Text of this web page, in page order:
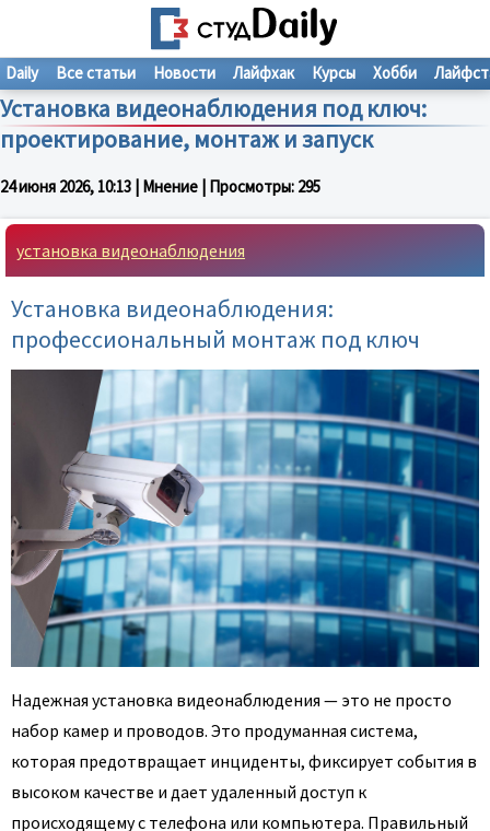
Установка видеонаблюдения под ключ:
проектирование, монтаж и запуск
24 июня 2026, 10:13 | Мнение | Просмотры: 295
Daily Все статьи Новости Лайфхак Курсы Хобби
установка видеонаблюдения
Установка видеонаблюдения:
профессиональный монтаж под ключ
Надежная установка видеонаблюдения — это не просто
набор камер и проводов. Это продуманная система,
которая предотвращает инциденты, фиксирует события в
высоком качестве и дает удаленный доступ к
происходящему с телефона или компьютера. Правильный